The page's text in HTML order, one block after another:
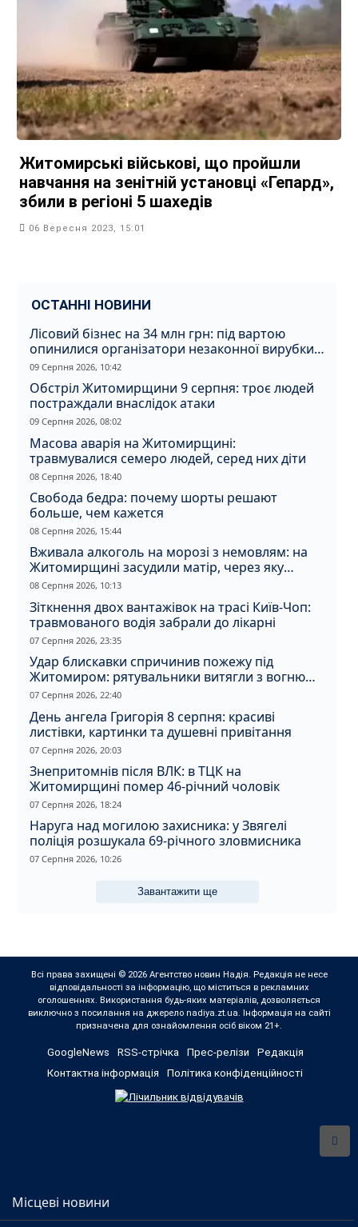
Житомирські військові, що пройшли
навчання на зенітній установці «Гепард»,
збили в регіоні 5 шахедів
06 Вересня 2023, 15:01
ОСТАННІ НОВИНИ
Лісовий бізнес на 34 млн грн: під вартою
опинилися організатори незаконної вирубки
на Житомирщині
09 Серпня 2026, 10:42
Обстріл Житомирщини 9 серпня: троє людей
постраждали внаслідок атаки
09 Серпня 2026, 08:02
Масова аварія на Житомирщині:
травмувалися семеро людей, серед них діти
08 Серпня 2026, 18:40
Свобода бедра: почему шорты решают
больше, чем кажется
08 Серпня 2026, 15:44
Вживала алкоголь на морозі з немовлям: на
Житомирщині засудили матір, через яку
дитина отримала обмороження
08 Серпня 2026, 10:13
Зіткнення двох вантажівок на трасі Київ-Чоп:
травмованого водія забрали до лікарні
07 Серпня 2026, 23:35
Удар блискавки спричинив пожежу під
Житомиром: рятувальники витягли з вогню
кота
07 Серпня 2026, 22:40
День ангела Григорія 8 серпня: красиві
листівки, картинки та душевні привітання
07 Серпня 2026, 20:03
Знепритомнів після ВЛК: в ТЦК на
Житомирщині помер 46-річний чоловік
07 Серпня 2026, 18:24
Наруга над могилою захисника: у Звягелі
поліція розшукала 69-річного зловмисника
07 Серпня 2026, 10:26
Завантажити ще
Всі права захищені © 2026 Агентство новин Надія. Редакція не несе
відповідальності за інформацію, що міститься в рекламних
оголошеннях. Використання будь-яких матеріалів, дозволяється
виключно з посилання на джерело nadiya.zt.ua. Інформація на сайті
призначена для ознайомлення осіб віком 21+.
GoogleNews RSS-стрічка Прес-релізи
Редакція
Контактна інформація
Політика конфіденційності
Місцеві новини